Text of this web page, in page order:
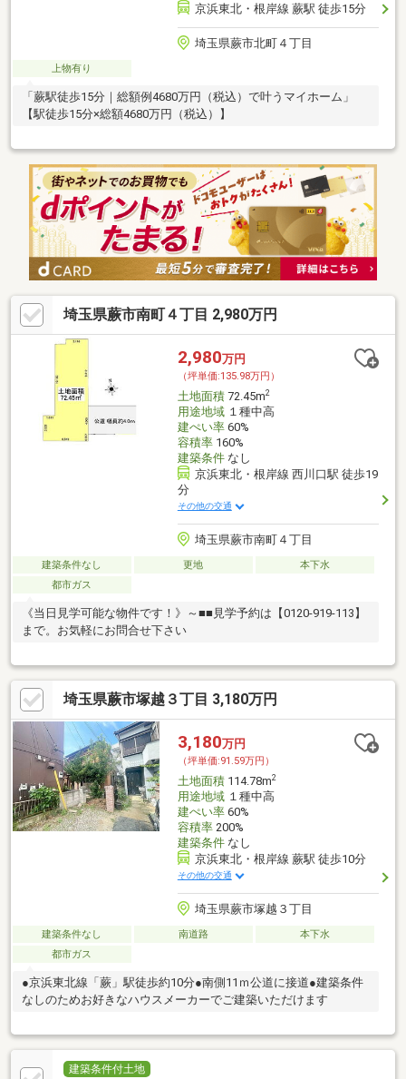
京浜東北・根岸線 蕨駅 徒歩15分
埼玉県蕨市北町４丁目
上物有り
「蕨駅徒歩15分｜総額例4680万円（税込）で叶うマイホーム」
【駅徒歩15分×総額4680万円（税込）】
埼玉県蕨市南町４丁目 2,980万円
2,980万円
（坪単価:135.98万円）
土地面積72.45m2
用途地域１種中高
建ぺい率60%
容積率160%
建築条件なし
京浜東北・根岸線 西川口駅 徒歩19
分
その他の交通
埼玉県蕨市南町４丁目
建築条件なし 更地
本下水
都市ガス
《当日見学可能な物件です！》～■■見学予約は【0120-919-113】
まで。お気軽にお問合せ下さい
埼玉県蕨市塚越３丁目 3,180万円
3,180万円
（坪単価:91.59万円）
土地面積114.78m2
用途地域１種中高
建ぺい率60%
容積率200%
建築条件なし
京浜東北・根岸線 蕨駅 徒歩10分
その他の交通
埼玉県蕨市塚越３丁目
建築条件なし 南道路
本下水
都市ガス
●京浜東北線「蕨」駅徒歩約10分●南側11ｍ公道に接道●建築条件
なしのためお好きなハウスメーカーでご建築いただけます
建築条件付土地